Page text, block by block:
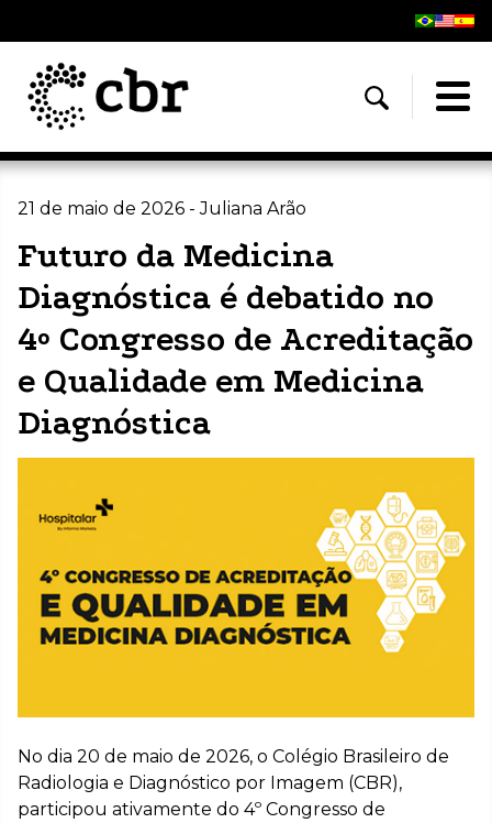
21 de maio de 2026 - Juliana Arão
Futuro da Medicina
Diagnóstica é debatido no
4º Congresso de Acreditação
e Qualidade em Medicina
Diagnóstica
No dia 20 de maio de 2026, o Colégio Brasileiro de
Radiologia e Diagnóstico por Imagem (CBR),
participou ativamente do 4º Congresso de